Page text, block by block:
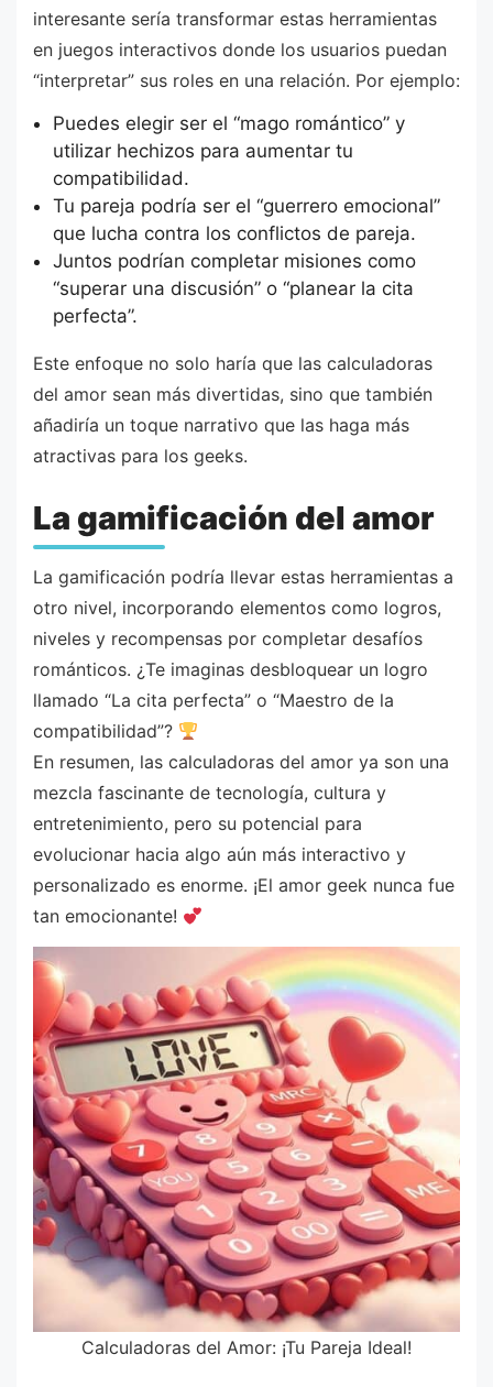
interesante sería transformar estas herramientas
en juegos interactivos donde los usuarios puedan
“interpretar” sus roles en una relación. Por ejemplo:
Puedes elegir ser el “mago romántico” y
utilizar hechizos para aumentar tu
compatibilidad.
Tu pareja podría ser el “guerrero emocional”
que lucha contra los conflictos de pareja.
Juntos podrían completar misiones como
“superar una discusión” o “planear la cita
perfecta”.
Este enfoque no solo haría que las calculadoras
del amor sean más divertidas, sino que también
añadiría un toque narrativo que las haga más
atractivas para los geeks.
La gamificación del amor
La gamificación podría llevar estas herramientas a
otro nivel, incorporando elementos como logros,
niveles y recompensas por completar desafíos
románticos. ¿Te imaginas desbloquear un logro
llamado “La cita perfecta” o “Maestro de la
compatibilidad”?
En resumen, las calculadoras del amor ya son una
mezcla fascinante de tecnología, cultura y
entretenimiento, pero su potencial para
evolucionar hacia algo aún más interactivo y
personalizado es enorme. ¡El amor geek nunca fue
tan emocionante!
Calculadoras del Amor: ¡Tu Pareja Ideal!